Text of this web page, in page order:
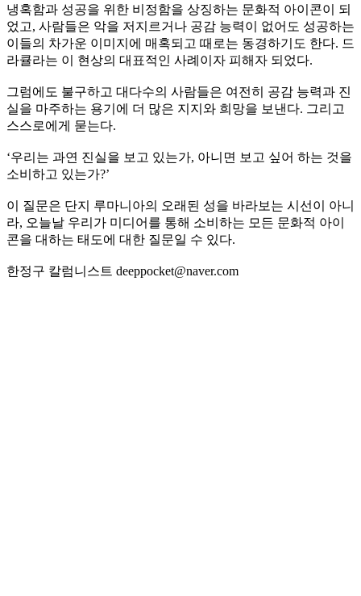
냉혹함과 성공을 위한 비정함을 상징하는 문화적 아이콘이 되
었고, 사람들은 악을 저지르거나 공감 능력이 없어도 성공하는
이들의 차가운 이미지에 매혹되고 때로는 동경하기도 한다. 드
라큘라는 이 현상의 대표적인 사례이자 피해자 되었다.
그럼에도 불구하고 대다수의 사람들은 여전히 공감 능력과 진
실을 마주하는 용기에 더 많은 지지와 희망을 보낸다. 그리고
스스로에게 묻는다.
‘우리는 과연 진실을 보고 있는가, 아니면 보고 싶어 하는 것을
소비하고 있는가?’
이 질문은 단지 루마니아의 오래된 성을 바라보는 시선이 아니
라, 오늘날 우리가 미디어를 통해 소비하는 모든 문화적 아이
콘을 대하는 태도에 대한 질문일 수 있다.
한정구 칼럼니스트 deeppocket@naver.com